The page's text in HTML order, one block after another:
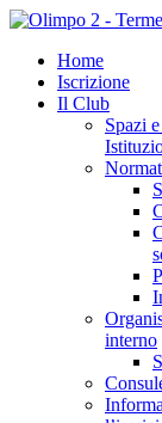
Home
Iscrizione
Il Club
Spazi
interno